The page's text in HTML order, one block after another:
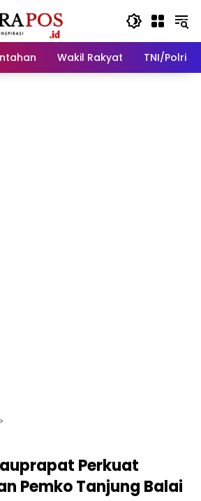
Wakil Rakyat TNI/Polri
Perkuat
Pemko Tanjung Balai